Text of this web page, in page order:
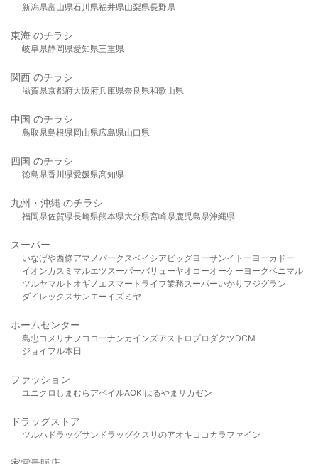
新潟県富山県石川県福井県山梨県長野県
東海 のチラシ
岐阜県静岡県愛知県三重県
関西 のチラシ
滋賀県京都府大阪府兵庫県奈良県和歌山県
中国 のチラシ
鳥取県島根県岡山県広島県山口県
四国 のチラシ
徳島県香川県愛媛県高知県
九州・沖縄 のチラシ
福岡県佐賀県長崎県熊本県大分県宮崎県鹿児島県沖縄県
スーパー
いなげや西條アマノパークスベイシア ビッグヨーサンイトーヨーカドー
イオンカスミ マルエツスーパーバリューヤオコーオーケー ヨークベニマル
ツルヤマルト オギノ エスマート ライフ業務スーパーいかり フジグラン
ダイレックスサンエーイズミヤ
ホームセンター
島忠 コメリ ナフコ コーナンカインズアストロプロダクツDCM
ジョイフル本田
ファッション
ユニクロ しまむら アベイルAOKIはるやま サカゼン
ドラッグストア
ツルハドラッグサンドラッグクスリのアオキ ココカラファイン